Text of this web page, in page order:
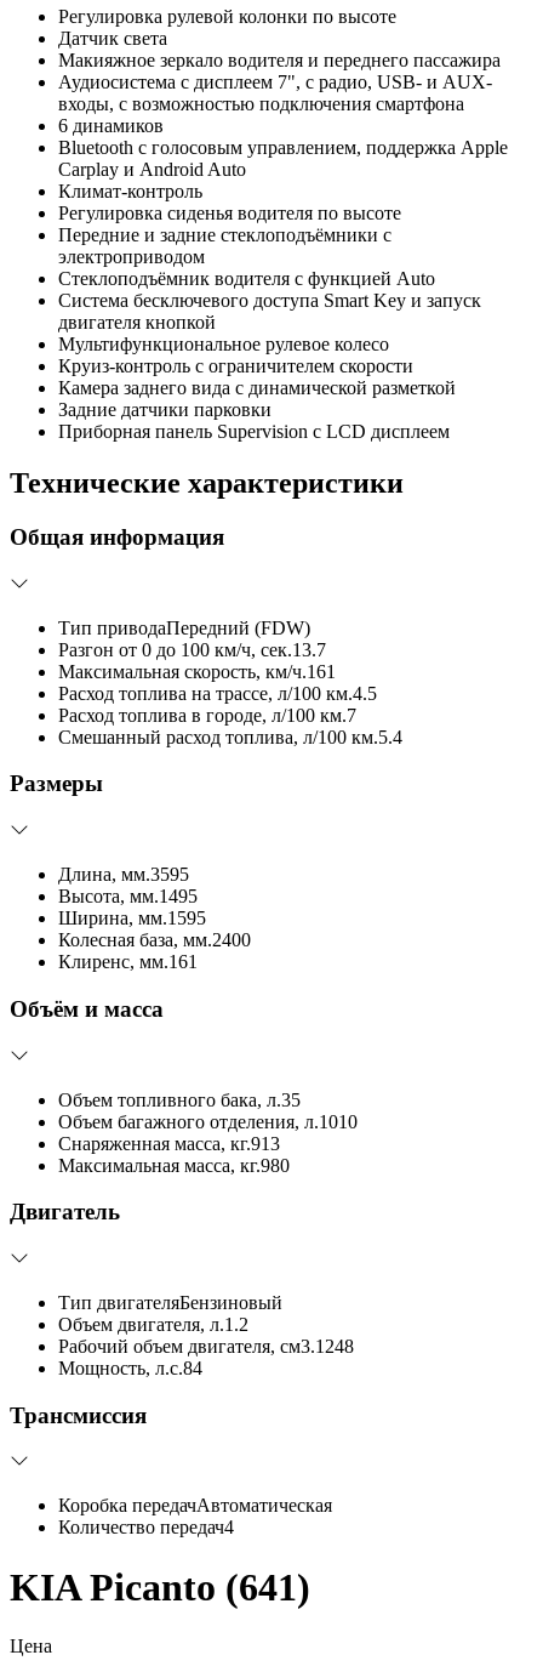
Регулировка рулевой колонки по высоте
Датчик света
Макияжное зеркало водителя и переднего пассажира
Аудиосистема с дисплеем 7", с радио, USB- и AUX-
входы, с возможностью подключения смартфона
6 динамиков
Bluetooth с голосовым управлением, поддержка Apple
Carplay и Android Auto
Климат-контроль
Регулировка сиденья водителя по высоте
Передние и задние стеклоподъёмники с
электроприводом
Стеклоподъёмник водителя с функцией Auto
Система бесключевого доступа Smart Key и запуск
двигателя кнопкой
Мультифункциональное рулевое колесо
Круиз-контроль с ограничителем скорости
Камера заднего вида c динамической разметкой
Задние датчики парковки
Приборная панель Supervision c LCD дисплеем
Технические характеристики
Общая информация
Тип приводаПередний (FDW)
Разгон от 0 до 100 км/ч, сек.13.7
Максимальная скорость, км/ч.161
Расход топлива на трассе, л/100 км.4.5
Расход топлива в городе, л/100 км.7
Смешанный расход топлива, л/100 км.5.4
Размеры
Длина, мм.3595
Высота, мм.1495
Ширина, мм.1595
Колесная база, мм.2400
Клиренс, мм.161
Объём и масса
Объем топливного бака, л.35
Объем багажного отделения, л.1010
Снаряженная масса, кг.913
Максимальная масса, кг.980
Двигатель
Тип двигателяБензиновый
Объем двигателя, л.1.2
Рабочий объем двигателя, см3.1248
Мощность, л.с.84
Трансмиссия
Коробка передачАвтоматическая
Количество передач4
KIA Picanto (641)
Цена